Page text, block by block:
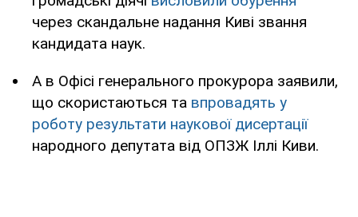
через скандальне надання Киві звання
кандидата наук.
А в Офісі генерального прокурора заявили,
що скористаються та впровадять у
роботу результати наукової дисертації
народного депутата від ОПЗЖ Іллі Киви.